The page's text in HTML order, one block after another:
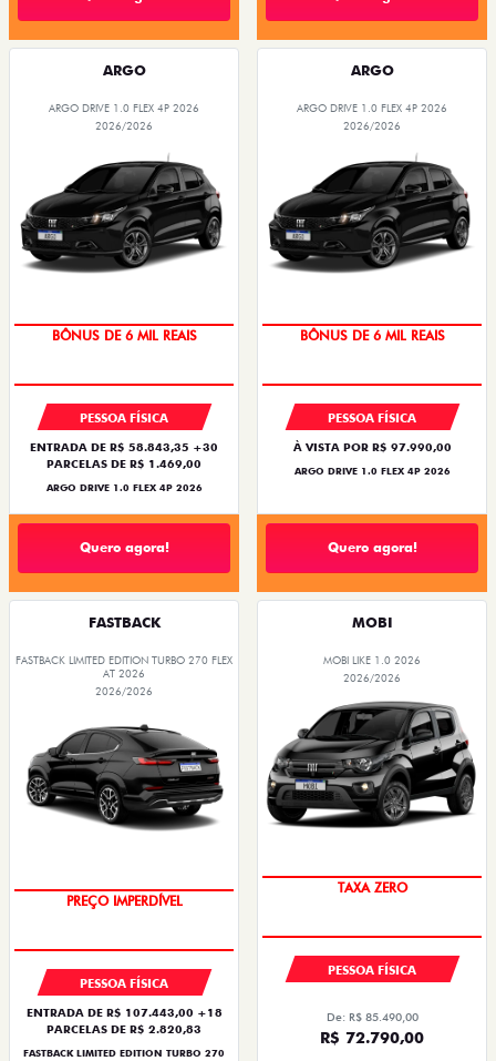
ARGO
ARGO DRIVE 1.0 FLEX 4P 2026
2026/2026
BÔNUS DE 6 MIL REAIS
PESSOA FÍSICA
ENTRADA DE R$ 58.843,35 +30
PARCELAS DE R$ 1.469,00
ARGO DRIVE 1.0 FLEX 4P 2026
Quero agora!
ARGO
ARGO DRIVE 1.0 FLEX 4P 2026
2026/2026
BÔNUS DE 6 MIL REAIS
PESSOA FÍSICA
À VISTA POR R$ 97.990,00
ARGO DRIVE 1.0 FLEX 4P 2026
Quero agora!
FASTBACK
FASTBACK LIMITED EDITION TURBO 270 FLEX
AT 2026
2026/2026
PREÇO IMPERDÍVEL
PESSOA FÍSICA
ENTRADA DE R$ 107.443,00 +18
PARCELAS DE R$ 2.820,83
FASTBACK LIMITED EDITION TURBO 270
MOBI
MOBI LIKE 1.0 2026
2026/2026
TAXA ZERO
PESSOA FÍSICA
De: R$ 85.490,00
R$ 72.790,00